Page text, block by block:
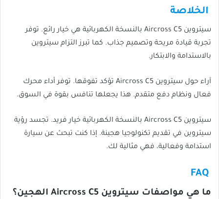
الخلاصة
سيتروين Aircross C5 بالنسخة الكهربائية هي خيار رائع. توفر
تجربة قيادة مريحة وتصميم جذاب. كما تبرز التزام سيتروين
بالاستدامة والابتكار.
آراء حول سيتروين Aircross C5 تؤكد تفوقها. توفر أداء محرك
فعال ونظام دفع متقدم. هذا يجعلها تنافس بقوة في السوق.
سيتروين Aircross C5 بالنسخة الكهربائية خيار فريد. تجسد رؤية
سيتروين في تقديم تكنولوجيا هجينة. إذا كنت تبحث عن سيارة
استدامة وفعالية، فهي مثالية لك.
FAQ
ما هي مواصفات سيتروين Aircross C5 الهجين؟